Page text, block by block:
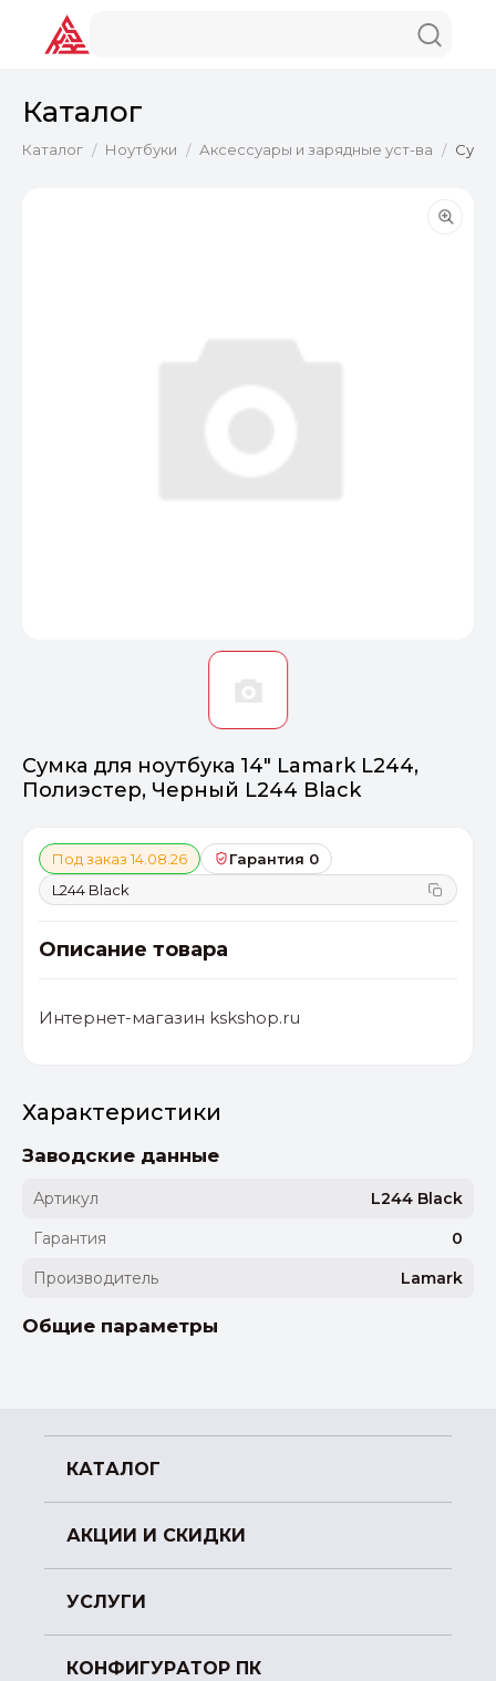
Каталог
Каталог / Ноутбуки / Аксессуары и зарядные уст-ва /
Сумка для ноутбука 14" Lamark L244,
Полиэстер, Черный L244 Black
Под заказ 14.08.26
Гарантия 0
L244 Black
Описание товара
Интернет-магазин kskshop.ru
Характеристики
Заводские данные
Артикул
L244 Black
Гарантия
0
Производитель
Lamark
Общие параметры
КАТАЛОГ
АКЦИИ И СКИДКИ
УСЛУГИ
КОНФИГУРАТОР ПК